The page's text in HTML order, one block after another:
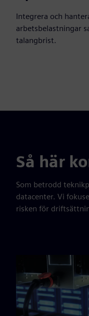
Integrera och
arbetsbelastningar
talangbrist.
Så här
Som betrodd
datacenter. Vi
risken för